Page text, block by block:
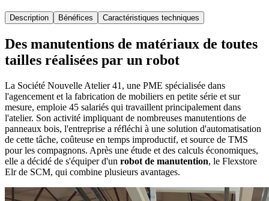
Description Bénéfices Caractéristiques techniques
Des manutentions de matériaux de toutes
tailles réalisées par un robot
La Société Nouvelle Atelier 41, une PME spécialisée dans
l'agencement et la fabrication de mobiliers en petite série et sur
mesure, emploie 45 salariés qui travaillent principalement dans
l'atelier. Son activité impliquant de nombreuses manutentions de
panneaux bois, l'entreprise a réfléchi à une solution d'automatisation
de cette tâche, coûteuse en temps improductif, et source de TMS
pour les compagnons. Après une étude et des calculs économiques,
elle a décidé de s'équiper d'un robot de manutention, le Flexstore
Elr de SCM, qui combine plusieurs avantages.